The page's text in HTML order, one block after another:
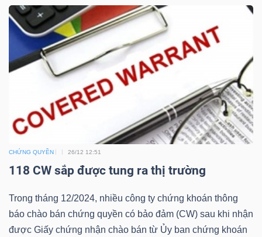
CHỨNG QUYỀN 26/12 12:51
118 CW sắp được tung ra thị trường
Trong tháng 12/2024, nhiều công ty chứng khoán thông
báo chào bán chứng quyền có bảo đảm (CW) sau khi nhận
được Giấy chứng nhận chào bán từ Ủy ban chứng khoán
viết
của
tác
giả
Báo
cáo
phân
tích